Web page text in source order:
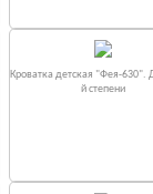
Кроватка детская "Фея-630".
й степени